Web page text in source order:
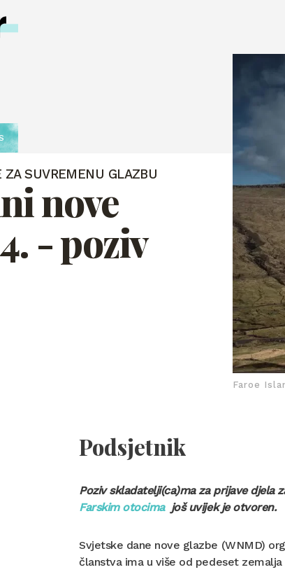
SUVREMENU GLAZBU
nove
- poziv
Faroe
Podsjetnik
Poziv skladatelji(ca)ma za prijave djela
Farskim otocimajoš uvijek je otvoren.
Svjetske dane nove glazbe (WNMD)
članstva ima u više od pedeset